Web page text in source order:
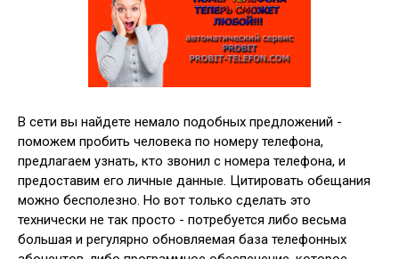
В сети вы найдете немало подобных предложений -
поможем пробить человека по номеру телефона,
предлагаем узнать, кто звонил с номера телефона, и
предоставим его личные данные. Цитировать обещания
можно бесполезно. Но вот только сделать это
технически не так просто - потребуется либо весьма
большая и регулярно обновляемая база телефонных